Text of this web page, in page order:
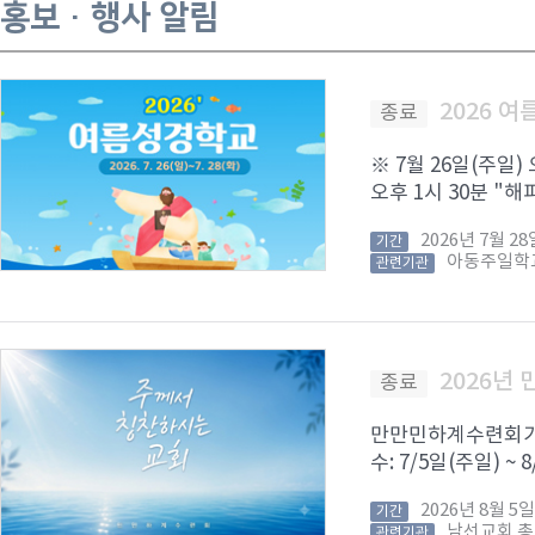
홍보 · 행사 알림
종료 2026 여
※ 7월 26일(주일)
오후 1시 30분 "해
기간 2026년 7월 28
관련기관 아동주일학
종료 2026년
만만민하계수련회
수: 7/5일(주일) ~
기간 2026년 8월 5